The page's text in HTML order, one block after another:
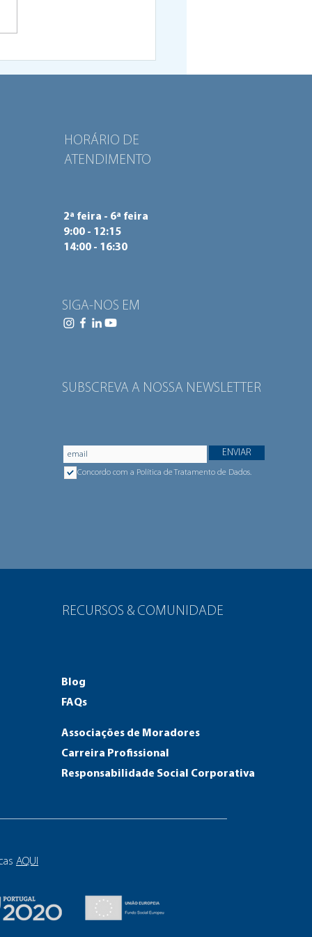
HORÁRIO DE
ATENDIMENTO
2ª feira - 6ª feira
9:00 - 12:15
14:00 - 16:30
SIGA-NOS EM
SUBSCREVA A NOSSA NEWSLETTER
ENVIAR
Concordo com a Política de Tratamento de Dados.
RECURSOS & COMUNIDADE
Blog
FAQs
Associações de Moradores
Carreira Profissional
Responsabilidade Social Corporativa
AQUI